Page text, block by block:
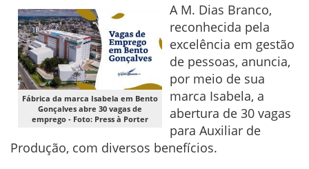
Fábrica da marca Isabela em Bento
Gonçalves abre 30 vagas de
emprego - Foto: Press à Porter
A M. Dias Branco,
reconhecida pela
excelência em gestão
de pessoas, anuncia,
por meio de sua
marca Isabela, a
abertura de 30 vagas
para Auxiliar de
Produção, com diversos benefícios.